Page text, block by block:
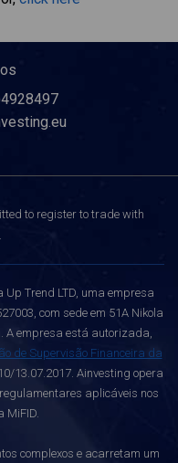
to register to trade with
Trend LTD, uma empresa
com sede em 51A Nikola
A empresa está autorizada,
de Supervisão Financeira da
13.07.2017. Ainvesting opera
aplicáveis nos
MiFID.
complexos e acarretam um